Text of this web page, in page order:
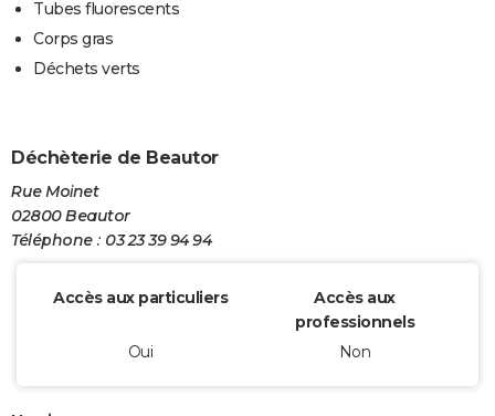
Tubes fluorescents
Corps gras
Déchets verts
Déchèterie de Beautor
Rue Moinet
02800 Beautor
Téléphone : 03 23 39 94 94
Accès aux particuliers
Accès aux
professionnels
Oui
Non